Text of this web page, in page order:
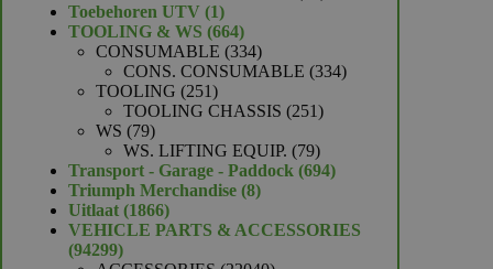
Toebehoren UTV 11
product
TOOLING & WS 664664
producten
CONSUMABLE 334334
producten
CONS. CONSUMABLE 334334
TOOLING 251251
producten
TOOLING CHASSIS 251251
WS 7979
producten
WS. LIFTING EQUIP. 7979
producten
Transport - Garage - Paddock 694694
Triumph Merchandise 88
Uitlaat 18661866
producten
VEHICLE PARTS & ACCESSORIES
9429994299